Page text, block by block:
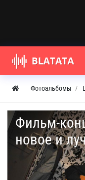
Фотоальбомы
Фильм-
новое и